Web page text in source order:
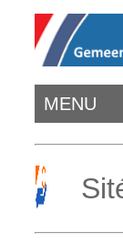
MENU